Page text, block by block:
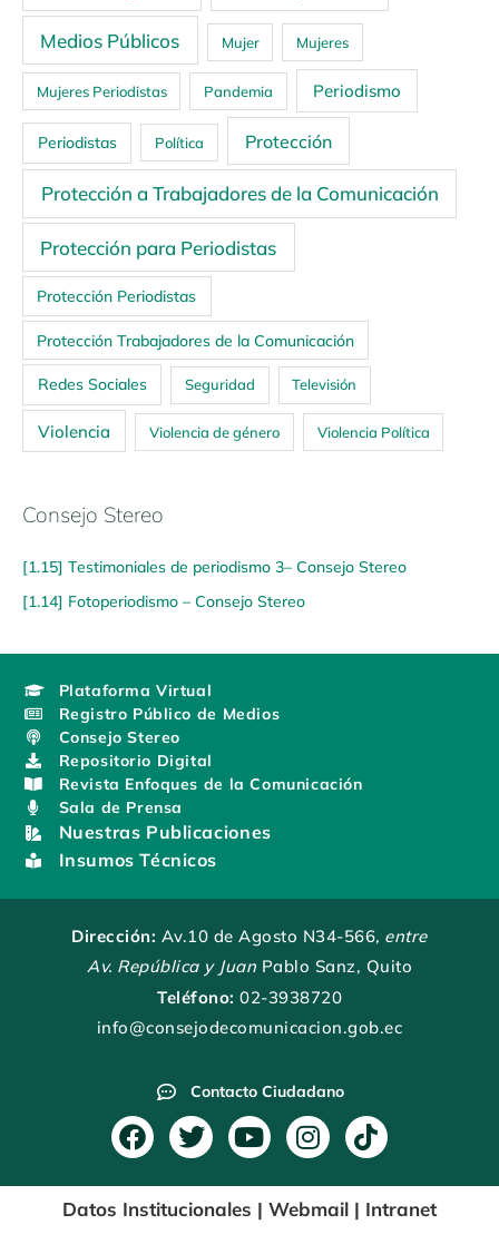
Medios Públicos Mujer Mujeres
Mujeres Periodistas Pandemia Periodismo
Periodistas Política Protección
Protección a Trabajadores de la Comunicación
Protección para Periodistas
Protección Periodistas
Protección Trabajadores de la Comunicación
Redes Sociales Seguridad Televisión
Violencia Violencia de género Violencia Política
Consejo Stereo
[1.15] Testimoniales de periodismo 3– Consejo Stereo
[1.14] Fotoperiodismo – Consejo Stereo
Plataforma Virtual
Registro Público de Medios
Consejo Stereo
Repositorio Digital
Revista Enfoques de la Comunicación
Sala de Prensa
Nuestras Publicaciones
Insumos Técnicos
Dirección: Av.10 de Agosto N34-566, entre
Av. República y Juan Pablo Sanz, Quito
Teléfono: 02-3938720
info@consejodecomunicacion.gob.ec
Contacto Ciudadano
F
a
c
e
T
w
i
t
Y
o
u
t
I
n
s
t
T
i
k
t
Datos Institucionales | Webmail | Intranet